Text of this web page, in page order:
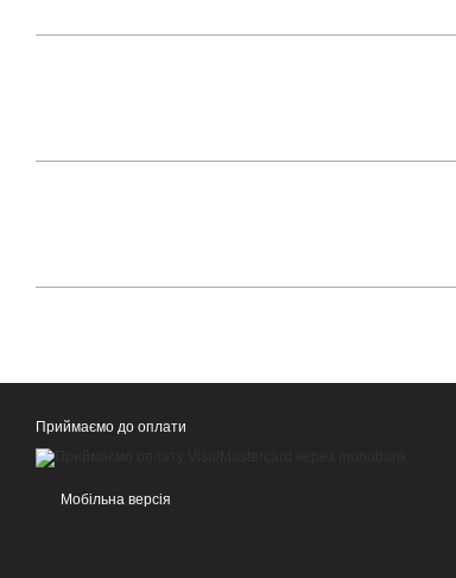
Приймаємо до оплати
Мобільна версія